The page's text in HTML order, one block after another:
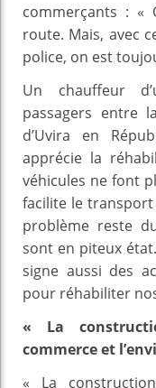
commerçants :
route. Mais, avec
police, on est
Un chauffeur
passagers entre
d’Uvira en
apprécie la
véhicules ne font
facilite le transport
problème reste
sont en piteux
signe aussi des
pour réhabiliter
« La
commerce et
« La